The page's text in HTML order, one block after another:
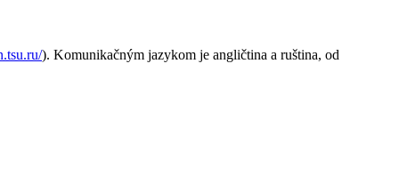
). Komunikačným jazykom je angličtina a ruština, od